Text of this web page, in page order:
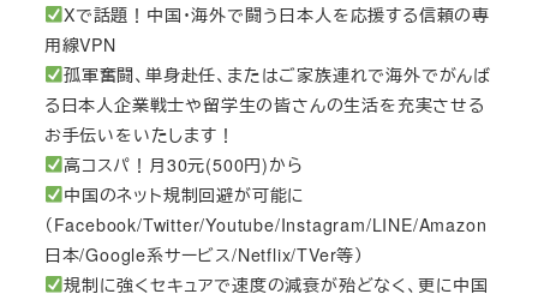
Xで話題！中国・海外で闘う日本人を応援する信頼の専
用線VPN
孤軍奮闘、単身赴任、またはご家族連れで海外でがんば
る日本人企業戦士や留学生の皆さんの生活を充実させる
お手伝いをいたします！
高コスパ！月30元(500円)から
中国のネット規制回避が可能に
（Facebook/Twitter/Youtube/Instagram/LINE/Amazon
日本/Google系サービス/Netflix/TVer等）
規制に強くセキュアで速度の減衰が殆どなく、更に中国